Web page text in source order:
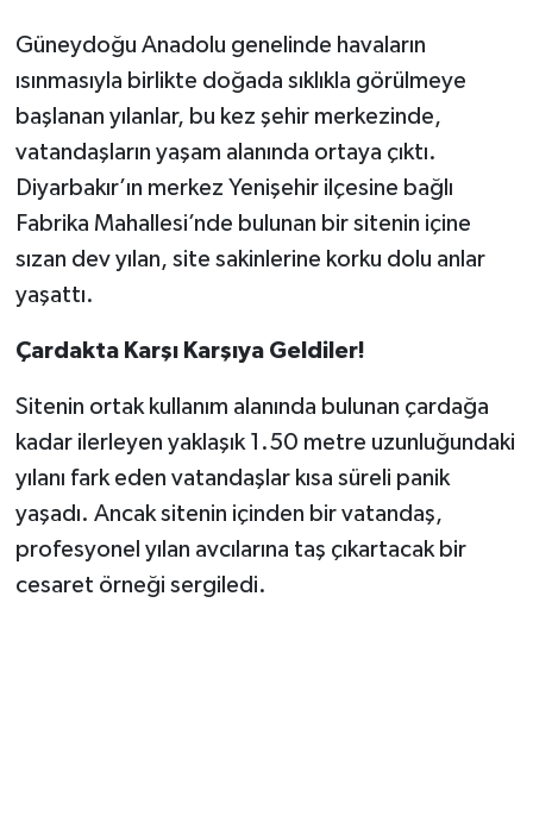
Güneydoğu Anadolu genelinde havaların
ısınmasıyla birlikte doğada sıklıkla görülmeye
başlanan yılanlar, bu kez şehir merkezinde,
vatandaşların yaşam alanında ortaya çıktı.
Diyarbakır’ın merkez Yenişehir ilçesine bağlı
Fabrika Mahallesi’nde bulunan bir sitenin içine
sızan dev yılan, site sakinlerine korku dolu anlar
yaşattı.
Çardakta Karşı Karşıya Geldiler!
Sitenin ortak kullanım alanında bulunan çardağa
kadar ilerleyen yaklaşık 1.50 metre uzunluğundaki
yılanı fark eden vatandaşlar kısa süreli panik
yaşadı. Ancak sitenin içinden bir vatandaş,
profesyonel yılan avcılarına taş çıkartacak bir
cesaret örneği sergiledi.